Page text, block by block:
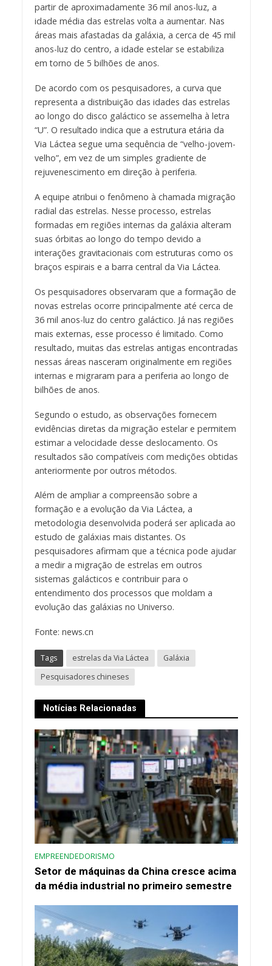
partir de aproximadamente 36 mil anos-luz, a
idade média das estrelas volta a aumentar. Nas
áreas mais afastadas da galáxia, a cerca de 45 mil
anos-luz do centro, a idade estelar se estabiliza
em torno de 5 bilhões de anos.
De acordo com os pesquisadores, a curva que
representa a distribuição das idades das estrelas
ao longo do disco galáctico se assemelha à letra
“U”. O resultado indica que a estrutura etária da
Via Láctea segue uma sequência de “velho-jovem-
velho”, em vez de um simples gradiente de
rejuvenescimento em direção à periferia.
A equipe atribui o fenômeno à chamada migração
radial das estrelas. Nesse processo, estrelas
formadas em regiões internas da galáxia alteram
suas órbitas ao longo do tempo devido a
interações gravitacionais com estruturas como os
braços espirais e a barra central da Via Láctea.
Os pesquisadores observaram que a formação de
novas estrelas ocorre principalmente até cerca de
36 mil anos-luz do centro galáctico. Já nas regiões
mais externas, esse processo é limitado. Como
resultado, muitas das estrelas antigas encontradas
nessas áreas nasceram originalmente em regiões
internas e migraram para a periferia ao longo de
bilhões de anos.
Segundo o estudo, as observações fornecem
evidências diretas da migração estelar e permitem
estimar a velocidade desse deslocamento. Os
resultados são compatíveis com medições obtidas
anteriormente por outros métodos.
Além de ampliar a compreensão sobre a
formação e a evolução da Via Láctea, a
metodologia desenvolvida poderá ser aplicada ao
estudo de galáxias mais distantes. Os
pesquisadores afirmam que a técnica pode ajudar
a medir a migração de estrelas em outros
sistemas galácticos e contribuir para o
entendimento dos processos que moldam a
evolução das galáxias no Universo.
Fonte: news.cn
Tags estrelas da Via Láctea
Galáxia
Pesquisadores chineses
Notícias Relacionadas
EMPREENDEDORISMO
Setor de máquinas da China cresce acima
da média industrial no primeiro semestre